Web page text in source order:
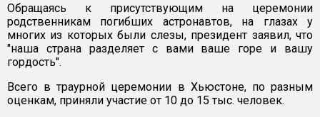
Обращаясь к присутствующим на церемонии
родственникам погибших астронавтов, на глазах у
многих из которых были слезы, президент заявил, что
"наша страна разделяет с вами ваше горе и вашу
гордость".
Всего в траурной церемонии в Хьюстоне, по разным
оценкам, приняли участие от 10 до 15 тыс. человек.